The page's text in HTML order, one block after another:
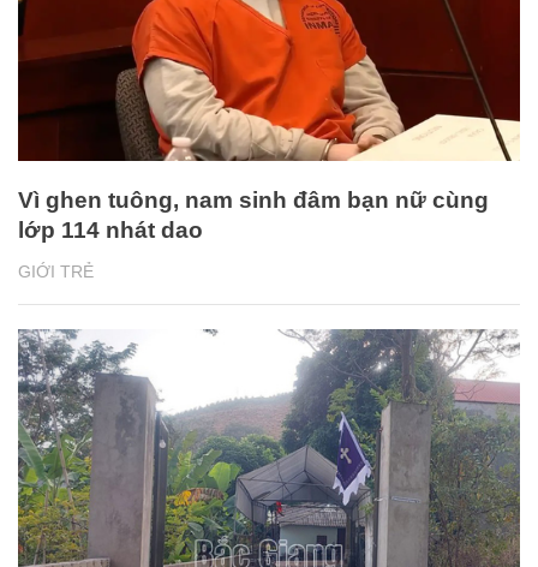
GIỚI TRẺ
Vì ghen tuông, nam sinh đâm bạn nữ cùng
lớp 114 nhát dao